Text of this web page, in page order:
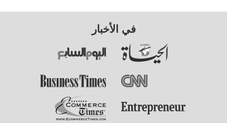
في الأخبار